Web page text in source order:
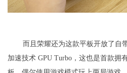
而且荣耀还为这款平板开放了自
加速技术 GPU Turbo，这也是首款拥